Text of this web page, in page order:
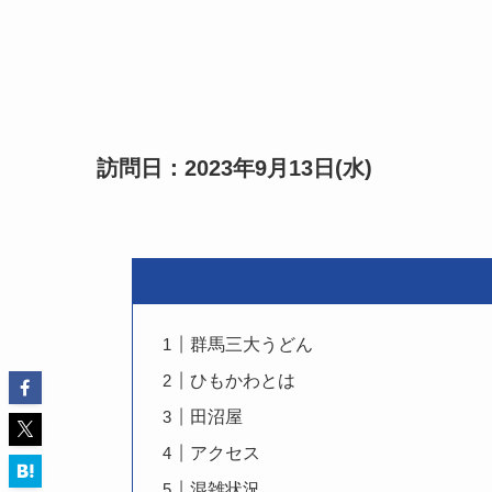
訪問日：2023年9月13日(水)
群馬三大うどん
ひもかわとは
田沼屋
アクセス